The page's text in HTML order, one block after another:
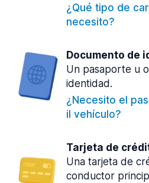
¿Qué tipo de
necesito?
Documento de
Un pasaporte u
identidad.
¿Necesito el
il vehículo?
Tarjeta de
Una tarjeta de
conductor